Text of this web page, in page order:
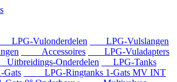
LPG-Vulonderdelen
LPG-Vulslangen
Accessoires
LPG-Vuladapters
Onderdelen
LPG-Tanks
LPG-Ringtanks 1-Gats MV INT